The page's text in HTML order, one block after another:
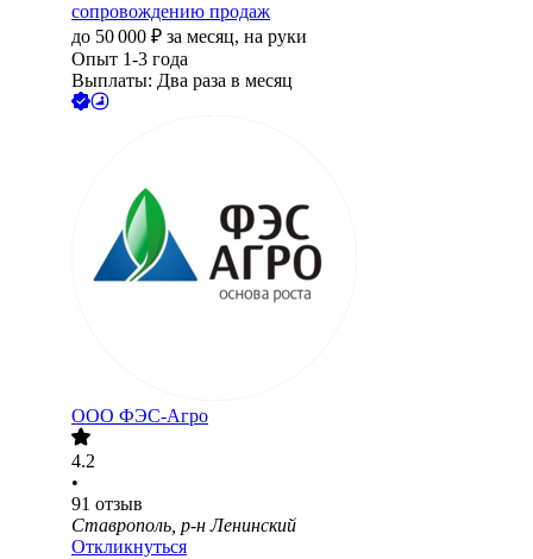
сопровождению продаж
до 50 000 ₽ за месяц, на руки
Опыт 1-3 года
Выплаты: Два раза в месяц
ООО ФЭС-Агро
4.2
•
91 отзыв
Ставрополь, р-н Ленинский
Откликнуться